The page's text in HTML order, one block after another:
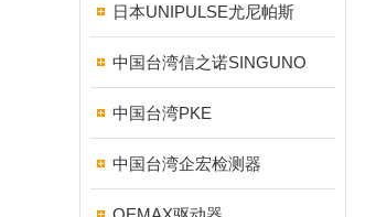
日本UNIPULSE尤尼帕斯
中国台湾信之诺SINGUNO
中国台湾PKE
中国台湾企宏检测器